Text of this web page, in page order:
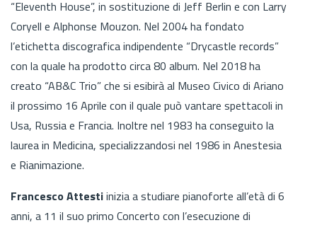
“Eleventh House”, in sostituzione di Jeff Berlin e con Larry
Coryell e Alphonse Mouzon. Nel 2004 ha fondato
l’etichetta discografica indipendente “Drycastle records”
con la quale ha prodotto circa 80 album. Nel 2018 ha
creato “AB&C Trio” che si esibirà al Museo Civico di Ariano
il prossimo 16 Aprile con il quale può vantare spettacoli in
Usa, Russia e Francia. Inoltre nel 1983 ha conseguito la
laurea in Medicina, specializzandosi nel 1986 in Anestesia
e Rianimazione.
Francesco Attestiinizia a studiare pianoforte all’età di 6
anni, a 11 il suo primo Concerto con l’esecuzione di